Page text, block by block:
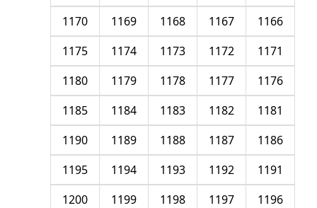
1166
1167
1168
1169
1170
1171
1172
1173
1174
1175
1176
1177
1178
1179
1180
1181
1182
1183
1184
1185
1186
1187
1188
1189
1190
1191
1192
1193
1194
1195
1196
1197
1198
1199
1200